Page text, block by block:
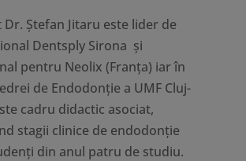
Ștefan Jitaru este lider de
Dentsply Sirona și
pentru Neolix (Franța) iar în
de Endodonţie a UMF Cluj-
cadru didactic asociat,
stagii clinice de endodonție
din anul patru de studiu.